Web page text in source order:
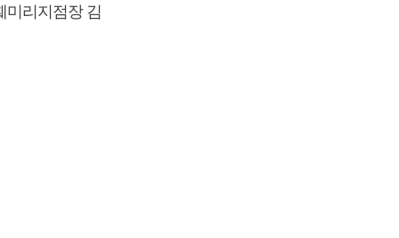
리지점장 김